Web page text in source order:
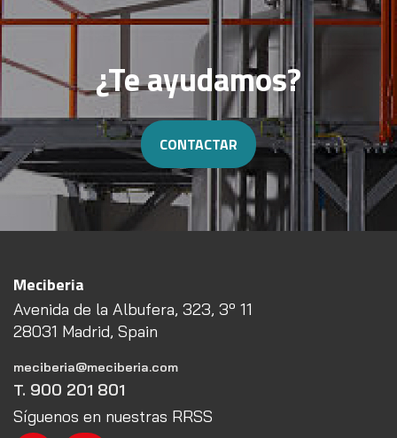
¿Te ayudamos?
CONTACTAR
Meciberia
Avenida de la Albufera, 323, 3º 11
28031 Madrid, Spain
meciberia@meciberia.com
T. 900 201 801
Síguenos en nuestras RRSS